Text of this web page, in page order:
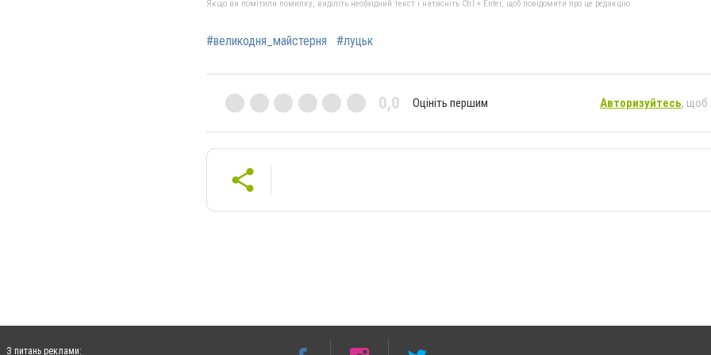
Якщо ви помітили помилку, виділіть необхідний текст і натисніть Ctrl + Enter, щоб повідомити про це редакцію
#великодня_майстерня #луцьк
0,0 Оцініть першим Авторизуйтесь, щоб
З питань реклами: